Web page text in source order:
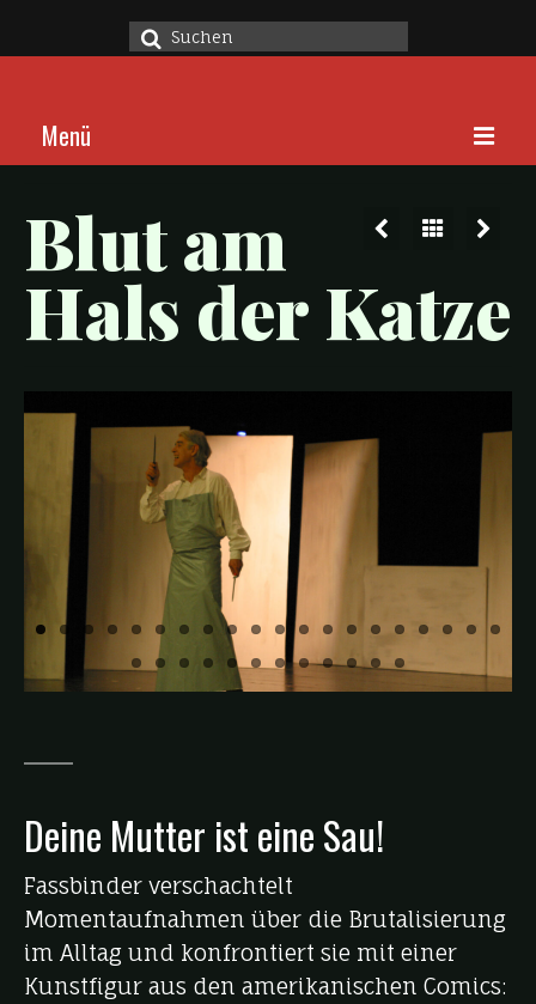
Suche
Menü
Stücke
Über
Kalender
Blut am
Hals der Katze
Deine Mutter ist eine Sau!
Fassbinder verschachtelt
Momentaufnahmen über die Brutalisierung
im Alltag und konfrontiert sie mit einer
Kunstfigur aus den amerikanischen Comics: